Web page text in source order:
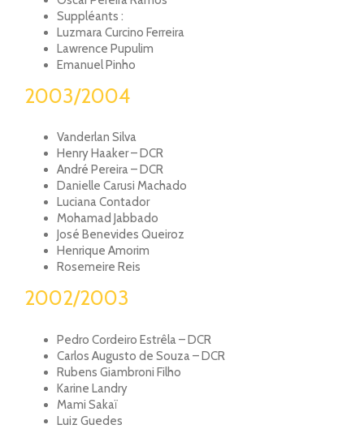
Suppléants :
Luzmara Curcino Ferreira
Lawrence Pupulim
Emanuel Pinho
2003/2004
Vanderlan Silva
Henry Haaker – DCR
André Pereira – DCR
Danielle Carusi Machado
Luciana Contador
Mohamad Jabbado
José Benevides Queiroz
Henrique Amorim
Rosemeire Reis
2002/2003
Pedro Cordeiro Estrêla – DCR
Carlos Augusto de Souza – DCR
Rubens Giambroni Filho
Karine Landry
Mami Sakaï
Luiz Guedes